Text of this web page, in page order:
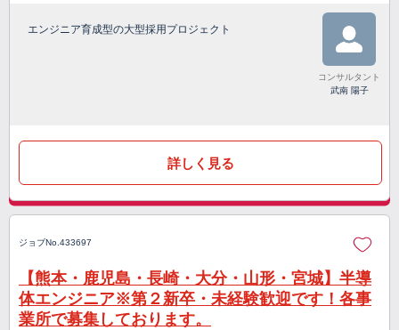
エンジニア育成型の大型採用プロジェクト
コンサルタント
武南 陽子
詳しく見る
ジョブNo.433697
【熊本・鹿児島・長崎・大分・山形・宮城】半導
体エンジニア※第２新卒・未経験歓迎です！各事
業所で募集しております。